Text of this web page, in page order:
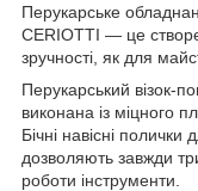
Перукарське
CERIOTTI — це
зручності, як для
Перукарський візок-
виконана із міцного
Бічні навісні
дозволяють завжди
роботи інструменти.